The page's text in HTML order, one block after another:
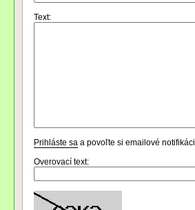
Text:
Prihláste sa a povoľte si emailové
Overovací text: